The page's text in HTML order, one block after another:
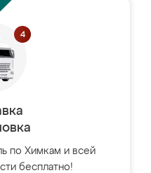
по Химкам и всей
бесплатно!